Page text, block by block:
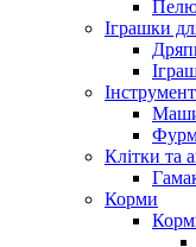
Іграшки
Клітки та
Корми